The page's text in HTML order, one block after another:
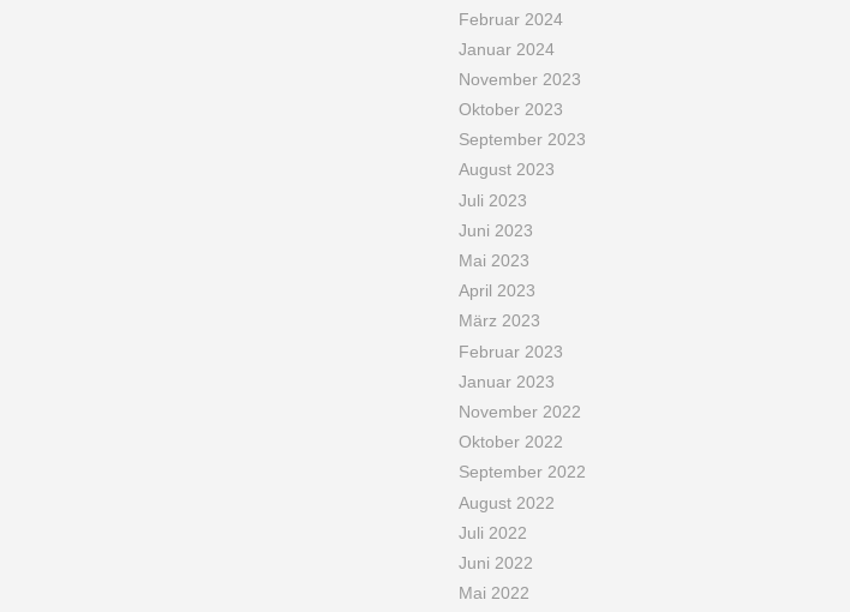
Februar 2024
Januar 2024
November 2023
Oktober 2023
September 2023
August 2023
Juli 2023
Juni 2023
Mai 2023
April 2023
März 2023
Februar 2023
Januar 2023
November 2022
Oktober 2022
September 2022
August 2022
Juli 2022
Juni 2022
Mai 2022